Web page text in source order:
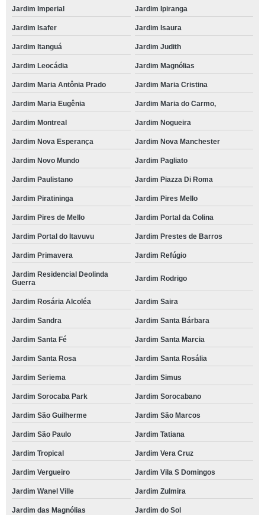
Jardim Imperial Jardim Ipiranga
Jardim Isafer Jardim Isaura
Jardim Itanguá Jardim Judith
Jardim Leocádia Jardim Magnólias
Jardim Maria Antônia Prado Jardim Maria Cristina
Jardim Maria Eugênia Jardim Maria do Carmo,
Jardim Montreal Jardim Nogueira
Jardim Nova Esperança Jardim Nova Manchester
Jardim Novo Mundo Jardim Pagliato
Jardim Paulistano Jardim Piazza Di Roma
Jardim Piratininga Jardim Pires Mello
Jardim Pires de Mello Jardim Portal da Colina
Jardim Portal do Itavuvu Jardim Prestes de Barros
Jardim Primavera Jardim Refúgio
Jardim Residencial Deolinda
Guerra
Jardim Rodrigo
Jardim Rosária Alcoléa Jardim Saira
Jardim Sandra Jardim Santa Bárbara
Jardim Santa Fé Jardim Santa Marcia
Jardim Santa Rosa Jardim Santa Rosália
Jardim Seriema Jardim Simus
Jardim Sorocaba Park Jardim Sorocabano
Jardim São Guilherme Jardim São Marcos
Jardim São Paulo Jardim Tatiana
Jardim Tropical Jardim Vera Cruz
Jardim Vergueiro Jardim Vila S Domingos
Jardim Wanel Ville Jardim Zulmira
Jardim das Magnólias Jardim do Sol